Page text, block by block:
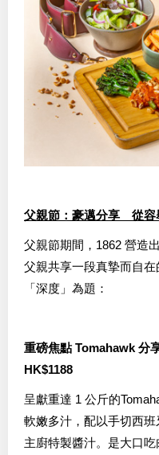
父親節：豪邁分享 從容
父親節期間，1862 營造
父親共享一段真摯而自
「深度」為題：
重磅焦點 Tomahawk 分
HK$1188
呈獻重達 1 公斤的
軟嫩多汁，配以手切西
主廚特製醬汁。是大口吃